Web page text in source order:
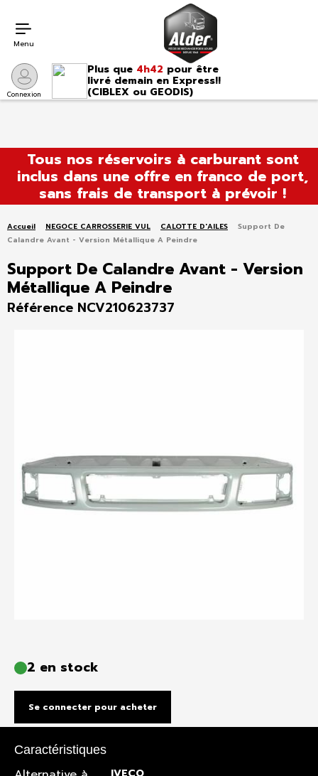
contenu
Tous nos réservoirs à carburant sont
inclus dans une offre en franco de port,
sans frais de transport à prévoir !
Connexion
Plus que 4h42 pour être
livré demain en Express!!
(CIBLEX ou GEODIS)
Menu
Accueil NEGOCE CARROSSERIE VUL CALOTTE D'AILES
Support De
Calandre Avant - Version Métallique A Peindre
Support De Calandre Avant - Version
Métallique A Peindre
Référence NCV210623737
2 en stock
Se connecter pour acheter
Caractéristiques